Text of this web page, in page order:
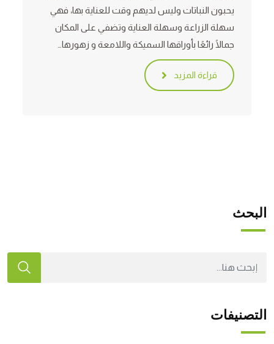
يحبون النباتات وليس لديهم وقت للعناية بها، فهي
سهلة الزراعة وسهلة العناية وتضفي على المكان
جمالًا رائعًا بأوراقها السميكة واللامعة و زهورها…
قراءة المزيد
البحث
التصنيفات